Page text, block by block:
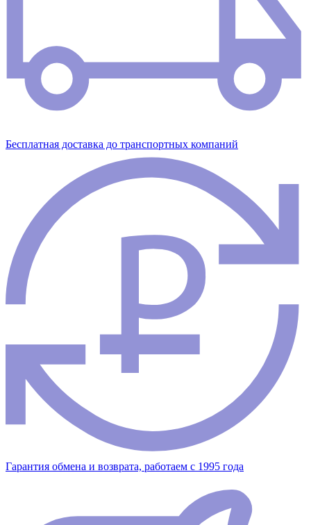
Бесплатная доставка до транспортных компаний
Гарантия обмена и возврата, работаем с 1995 года